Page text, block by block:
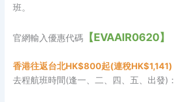
班。
官網輸入優惠代碼 【EVAAIR0620】
香港往返台北HK$800起(連稅HK$1,141)
去程航班時間(逢一、二、四、五、出發)：